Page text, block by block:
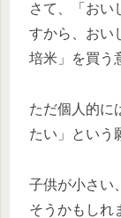
さて、「おい
すから、おい
培米」を買う
ただ個人的に
たい」という
子供が小さい
そうかもしれ